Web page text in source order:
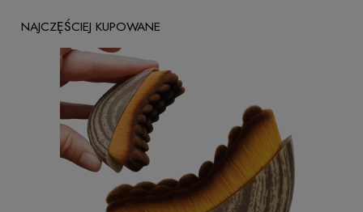
NAJCZĘŚCIEJ KUPOWANE